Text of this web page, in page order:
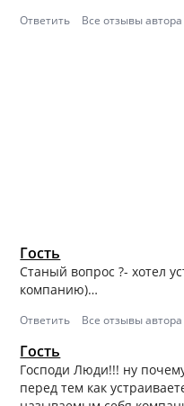
Ответить Все отзывы автора
Гость
Станый вопрос ?- хотел
компанию)…
Ответить Все отзывы автора
Гость
Господи Люди!!! ну
перед тем как